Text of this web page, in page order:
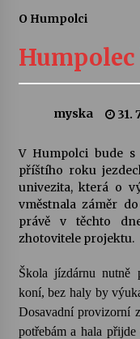
4.
28.
Letní
O Humpolci
myska 31.
V Humpolci bude s
příštího roku
univezita, která o
vměstnala záměr
právě v těchto
zhotovitele projektu.
Škola jízdárnu nutně
koní, bez haly by
Dosavadní provizorní
potřebám a hala